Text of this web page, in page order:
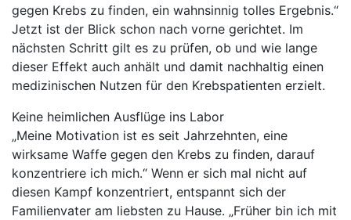
gegen Krebs zu finden, ein wahnsinnig tolles Ergebnis.“
Jetzt ist der Blick schon nach vorne gerichtet. Im
nächsten Schritt gilt es zu prüfen, ob und wie lange
dieser Effekt auch anhält und damit nachhaltig einen
medizinischen Nutzen für den Krebspatienten erzielt.
Keine heimlichen Ausflüge ins Labor
„Meine Motivation ist es seit Jahrzehnten, eine
wirksame Waffe gegen den Krebs zu finden, darauf
konzentriere ich mich.“ Wenn er sich mal nicht auf
diesen Kampf konzentriert, entspannt sich der
Familienvater am liebsten zu Hause. „Früher bin ich mit